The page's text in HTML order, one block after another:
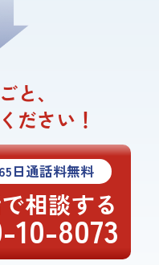
と、
ださい！
日通話料無料
相談する
10-8073